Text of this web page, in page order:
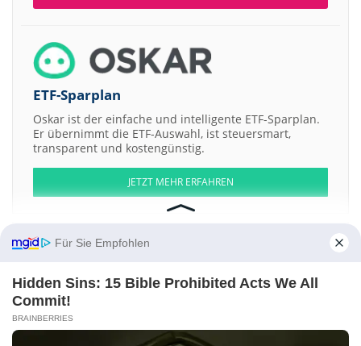
ETF-Sparplan
Oskar ist der einfache und intelligente ETF-Sparplan.
Er übernimmt die ETF-Auswahl, ist steuersmart,
transparent und kostengünstig.
JETZT MEHR ERFAHREN
Aktien ATX DAX EuroStoxx 50 Dow Jones NASDAQ 100 Nikkei 225
S&P 500
Bain Capital GSS Investment a
Literacy Capital
Für Sie Empfohlen
Hidden Sins: 15 Bible Prohibited Acts We All
Commit!
BRAINBERRIES